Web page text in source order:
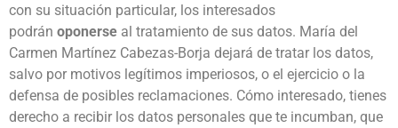
con su situación particular, los interesados
podrán oponerse al tratamiento de sus datos. María del
Carmen Martínez Cabezas-Borja dejará de tratar los datos,
salvo por motivos legítimos imperiosos, o el ejercicio o la
defensa de posibles reclamaciones. Cómo interesado, tienes
derecho a recibir los datos personales que te incumban, que